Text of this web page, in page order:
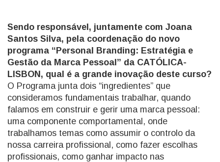
Sendo responsável, juntamente com Joana
Santos Silva, pela coordenação do novo
programa “Personal Branding: Estratégia e
Gestão da Marca Pessoal” da CATÓLICA-
LISBON, qual é a grande inovação deste curso?
O Programa junta dois “ingredientes” que
consideramos fundamentais trabalhar, quando
falamos em construir e gerir uma marca pessoal:
uma componente comportamental, onde
trabalhamos temas como assumir o controlo da
nossa carreira profissional, como fazer escolhas
profissionais, como ganhar impacto nas